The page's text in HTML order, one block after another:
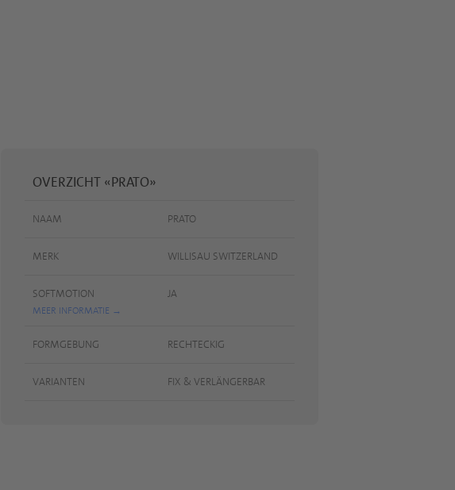
OVERZICHT «PRATO»
NAAM PRATO
MERK WILLISAU SWITZERLAND
SOFTMOTION
MEER INFORMATIE
JA
FORMGEBUNG RECHTECKIG
VARIANTEN FIX & VERLÄNGERBAR